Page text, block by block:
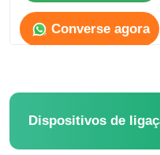
Casa
Converse agora